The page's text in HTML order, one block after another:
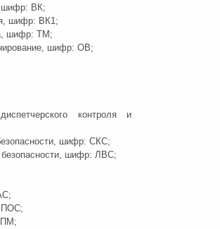
шифр: ВК;
шифр: ВК1;
шифр: ТМ;
шифр: ОВ;
контроля и
шифр: СКС;
шифр: ЛВС;
ПОС;